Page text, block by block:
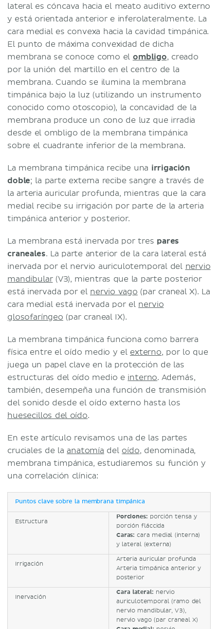
lateral es cóncava hacia el meato auditivo externo
y está orientada anterior e inferolateralmente. La
cara medial es convexa hacia la cavidad timpánica.
El punto de máxima convexidad de dicha
membrana se conoce como el ombligo, creado
por la unión del martillo en el centro de la
membrana. Cuando se ilumina la membrana
timpánica bajo la luz (utilizando un instrumento
conocido como otoscopio), la concavidad de la
membrana produce un cono de luz que irradia
desde el ombligo de la membrana timpánica
sobre el cuadrante inferior de la membrana.
La membrana timpánica recibe una irrigación
doble; la parte externa recibe sangre a través de
la arteria auricular profunda, mientras que la cara
medial recibe su irrigación por parte de la arteria
timpánica anterior y posterior.
La membrana está inervada por tres pares
craneales. La parte anterior de la cara lateral está
inervada por el nervio auriculotemporal del nervio
mandibular(V3), mientras que la parte posterior
está inervada por el nervio vago (par craneal X). La
cara medial está inervada por el nervio
glosofaríngeo (par craneal IX).
La membrana timpánica funciona como barrera
física entre el oído medio y el externo, por lo que
juega un papel clave en la protección de las
estructuras del oído medio e interno. Además,
también, desempeña una función de transmisión
del sonido desde el oído externo hasta los
huesecillos del oído.
En este artículo revisamos una de las partes
cruciales de la anatomía del oído, denominada,
membrana timpánica, estudiaremos su función y
una correlación clínica:
Puntos clave sobre la membrana timpánica
Estructura
Porciones: porción tensa y
porción fláccida
Caras:cara medial (interna)
y lateral (externa)
Irrigación
Arteria auricular profunda
Arteria timpánica anterior y
posterior
Inervación
Cara lateral: nervio
auriculotemporal (ramo del
nervio mandibular, V3),
nervio vago (par craneal X)